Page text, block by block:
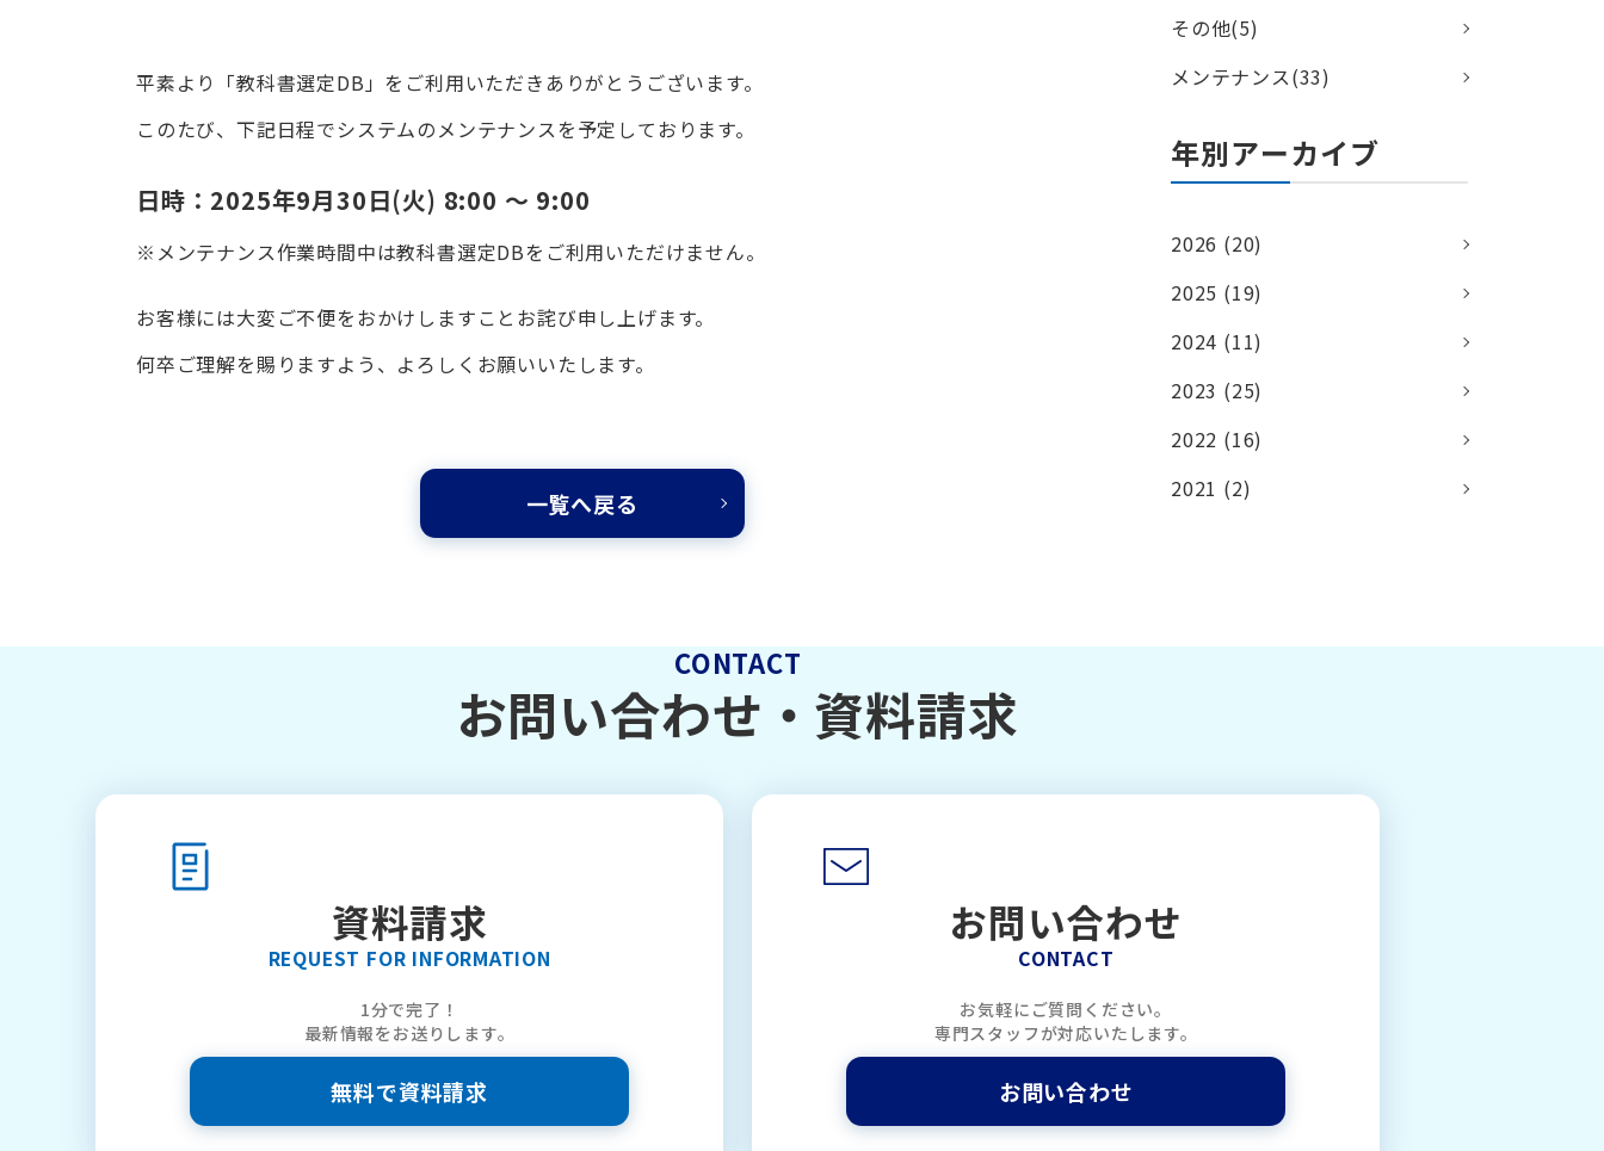
平素より「教科書選定DB」をご利用いただきありがとうございます。
このたび、下記日程でシステムのメンテナンスを予定しております。
日時：2025年9月30日(火) 8:00 ～ 9:00
※メンテナンス作業時間中は教科書選定DBをご利用いただけません。
お客様には大変ご不便をおかけしますことお詫び申し上げます。
何卒ご理解を賜りますよう、よろしくお願いいたします。
一覧へ戻る
その他(5)
メンテナンス(33)
年別アーカイブ
2026 (20)
2025 (19)
2024 (11)
2023 (25)
2022 (16)
2021 (2)
CONTACT
お問い合わせ・ 資料請求
資料請求
REQUEST FOR INFORMATION
1分で完了！
最新情報をお送りします。
無料で資料請求
お問い合わせ
CONTACT
お気軽にご質問ください。
専門スタッフが対応いたします。
お問い合わせ